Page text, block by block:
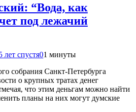
“Вода, как
под лежачий
лет спустя01 минуты
собрания Санкт-Петербурга
о крупных тратах денег
что этим деньгам можно найти
планы на них могут думские